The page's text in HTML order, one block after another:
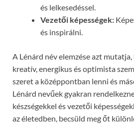
és lelkesedéssel.
Vezetői képességek:
és inspirálni.
A Lénárd név elemzése azt mutatja,
kreatív, energikus és optimista
szeret a középpontban lenni és
Lénárd nevűek gyakran
készségekkel és vezetői
az életedben, becsüld meg őt